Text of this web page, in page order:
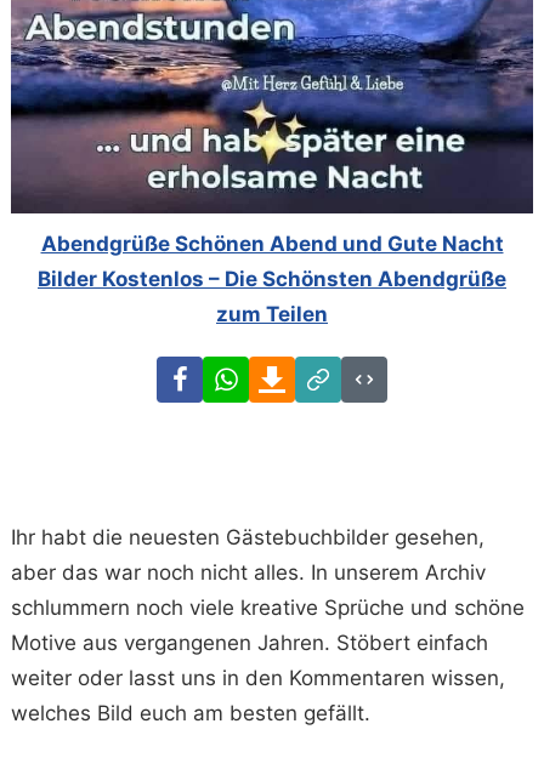
Abendgrüße Schönen Abend und Gute Nacht
Bilder Kostenlos – Die Schönsten Abendgrüße
zum Teilen
FacebookWhatsAppDownload
Link
Code
Ihr habt die neuesten Gästebuchbilder gesehen,
aber das war noch nicht alles. In unserem Archiv
schlummern noch viele kreative Sprüche und schöne
Motive aus vergangenen Jahren. Stöbert einfach
weiter oder lasst uns in den Kommentaren wissen,
welches Bild euch am besten gefällt.